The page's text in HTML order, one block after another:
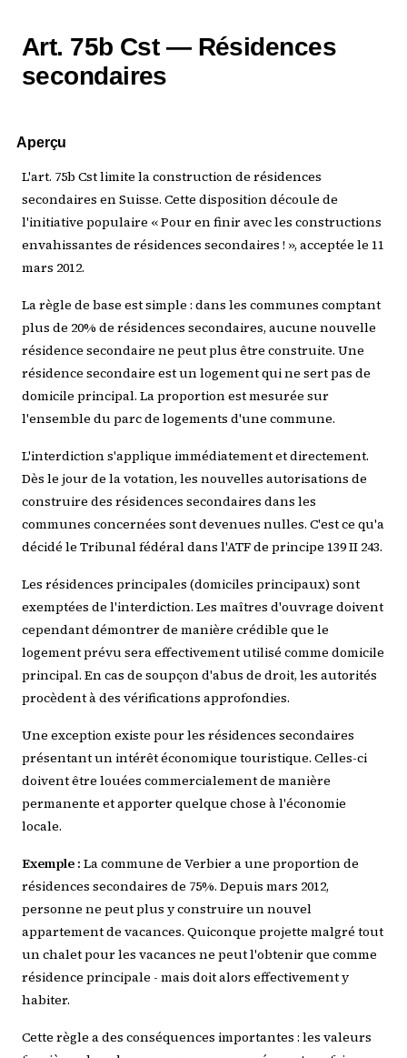
Art. 75b Cst — Résidences
secondaires
Aperçu
L'art. 75b Cst limite la construction de résidences
secondaires en Suisse. Cette disposition découle de
l'initiative populaire « Pour en finir avec les constructions
envahissantes de résidences secondaires ! », acceptée le 11
mars 2012.
La règle de base est simple : dans les communes comptant
plus de 20% de résidences secondaires, aucune nouvelle
résidence secondaire ne peut plus être construite. Une
résidence secondaire est un logement qui ne sert pas de
domicile principal. La proportion est mesurée sur
l'ensemble du parc de logements d'une commune.
L'interdiction s'applique immédiatement et directement.
Dès le jour de la votation, les nouvelles autorisations de
construire des résidences secondaires dans les
communes concernées sont devenues nulles. C'est ce qu'a
décidé le Tribunal fédéral dans l'ATF de principe 139 II 243.
Les résidences principales (domiciles principaux) sont
exemptées de l'interdiction. Les maîtres d'ouvrage doivent
cependant démontrer de manière crédible que le
logement prévu sera effectivement utilisé comme domicile
principal. En cas de soupçon d'abus de droit, les autorités
procèdent à des vérifications approfondies.
Une exception existe pour les résidences secondaires
présentant un intérêt économique touristique. Celles-ci
doivent être louées commercialement de manière
permanente et apporter quelque chose à l'économie
locale.
Exemple : La commune de Verbier a une proportion de
résidences secondaires de 75%. Depuis mars 2012,
personne ne peut plus y construire un nouvel
appartement de vacances. Quiconque projette malgré tout
un chalet pour les vacances ne peut l'obtenir que comme
résidence principale - mais doit alors effectivement y
habiter.
Cette règle a des conséquences importantes : les valeurs